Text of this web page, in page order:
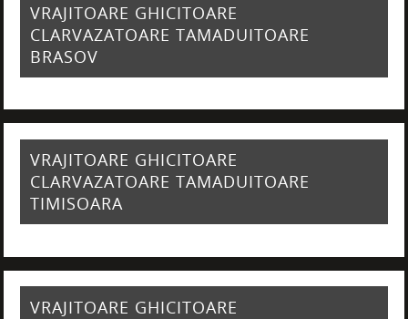
VRAJITOARE GHICITOARE
CLARVAZATOARE TAMADUITOARE
BRASOV
VRAJITOARE GHICITOARE
CLARVAZATOARE TAMADUITOARE
TIMISOARA
VRAJITOARE GHICITOARE